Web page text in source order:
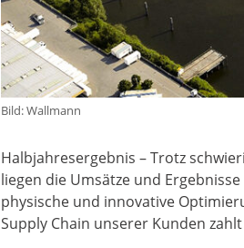
Bild: Wallmann
Halbjahresergebnis – Trotz
liegen die Umsätze und
physische und innovative
Supply Chain unserer Kunden